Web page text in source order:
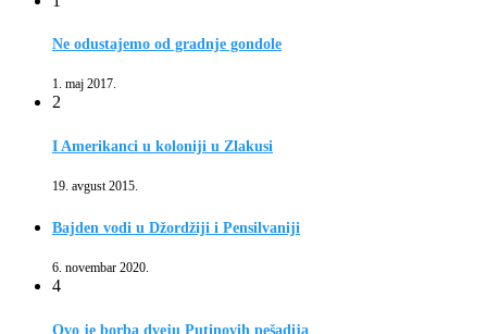
Ne odustajemo od gradnje gondole
1. maj 2017.
2
I Amerikanci u koloniji u Zlakusi
19. avgust 2015.
Bajden vodi u Džordžiji i Pensilvaniji
6. novembar 2020.
4
Ovo je borba dveju Putinovih pešadija